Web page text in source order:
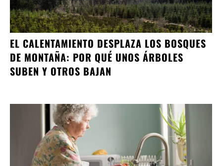
EL CALENTAMIENTO DESPLAZA LOS BOSQUES
DE MONTAÑA: POR QUÉ UNOS ÁRBOLES
SUBEN Y OTROS BAJAN